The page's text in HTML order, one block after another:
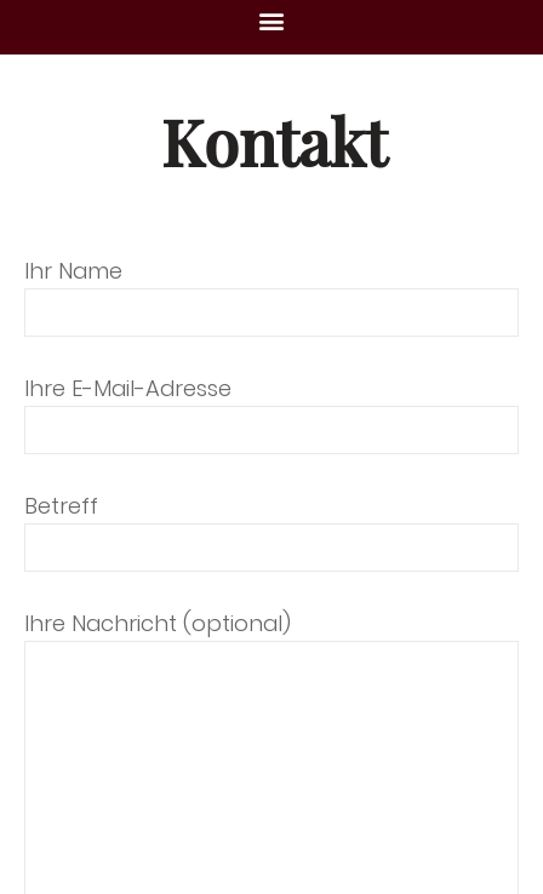
Kontakt
Ihr Name
Ihre E-Mail-Adresse
Betreff
Ihre Nachricht (optional)